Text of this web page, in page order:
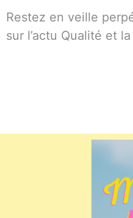
Restez en veille
sur l’actu Qualité et